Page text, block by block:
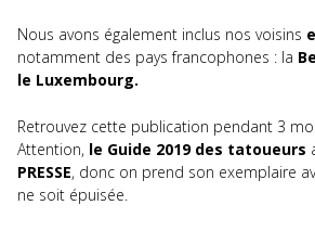
Nous avons également inclus nos voisins
notamment des pays francophones : la
le Luxembourg.
Retrouvez cette publication pendant 3
Attention, le Guide 2019 des tatoueurs
PRESSE, donc on prend son exemplaire
ne soit épuisée.